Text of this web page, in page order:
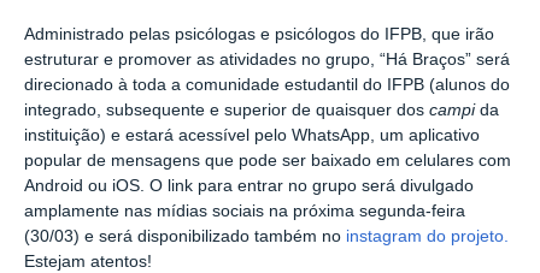
Administrado pelas psicólogas e psicólogos do IFPB, que irão
estruturar e promover as atividades no grupo, “Há Braços” será
direcionado à toda a comunidade estudantil do IFPB (alunos do
integrado, subsequente e superior de quaisquer dos campida
instituição) e estará acessível pelo WhatsApp, um aplicativo
popular de mensagens que pode ser baixado em celulares com
Android ou iOS. O link para entrar no grupo será divulgado
amplamente nas mídias sociais na próxima segunda-feira
(30/03) e será disponibilizado também no instagram do projeto.
Estejam atentos!